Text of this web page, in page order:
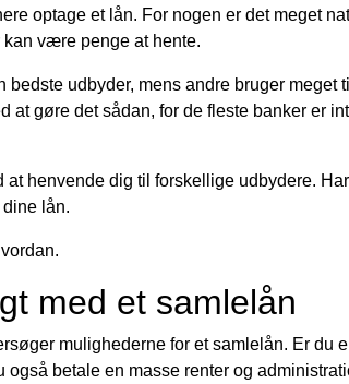
optage et lån. For nogen er det meget
kan være penge at hente.
bedste udbyder, mens andre bruger
at gøre det sådan, for de fleste banker er
at henvende dig til forskellige udbydere.
lån.
med et samlelån
mulighederne for et samlelån. Er
betale en masse renter og